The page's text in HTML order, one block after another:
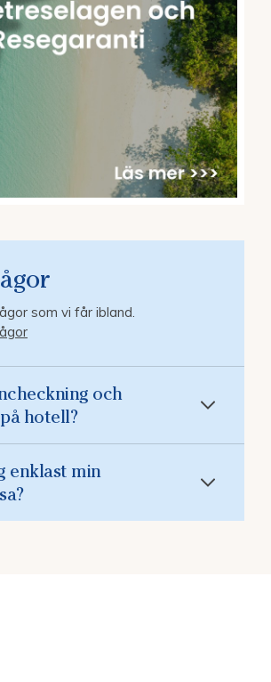
som vi får ibland.
och
hotell?
enklast min